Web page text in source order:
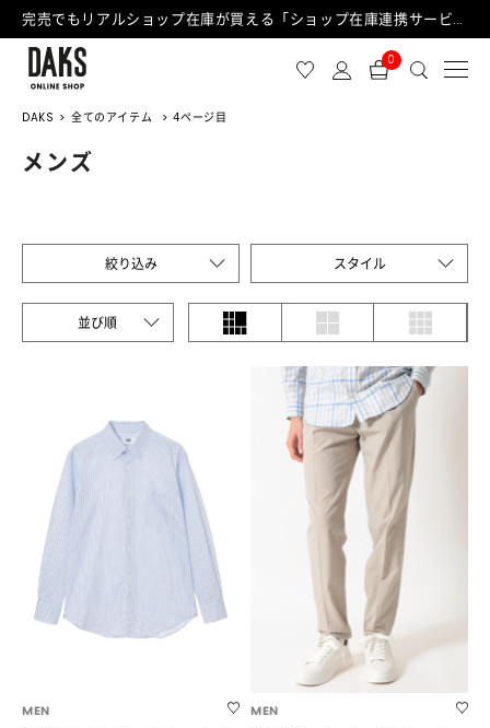
完売でもリアルショップ在庫が買える「ショップ在庫連携サービス」が日中もご利用可能になりました！
0
DAKS 全てのアイテム 4ページ目
メンズ
絞り込み スタイル
並び順
MEN MEN